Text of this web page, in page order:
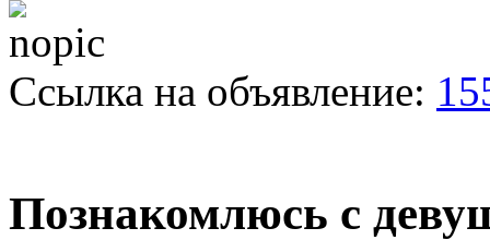
Ссылка на объявление:
Познакомлюсь с